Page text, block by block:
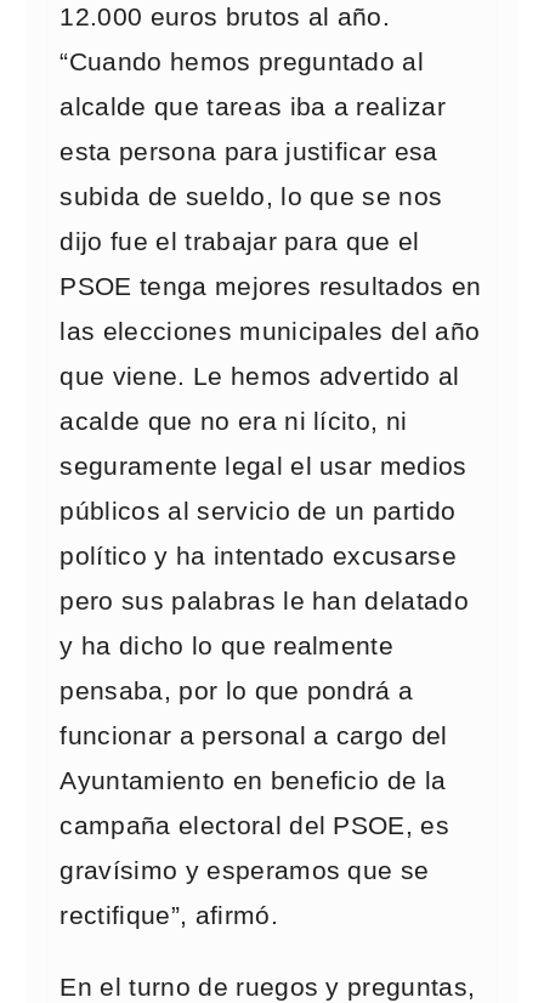
12.000 euros brutos al año.
“Cuando hemos preguntado al
alcalde que tareas iba a realizar
esta persona para justificar esa
subida de sueldo, lo que se nos
dijo fue el trabajar para que el
PSOE tenga mejores resultados en
las elecciones municipales del año
que viene. Le hemos advertido al
acalde que no era ni lícito, ni
seguramente legal el usar medios
públicos al servicio de un partido
político y ha intentado excusarse
pero sus palabras le han delatado
y ha dicho lo que realmente
pensaba, por lo que pondrá a
funcionar a personal a cargo del
Ayuntamiento en beneficio de la
campaña electoral del PSOE, es
gravísimo y esperamos que se
rectifique”, afirmó.
En el turno de ruegos y preguntas,